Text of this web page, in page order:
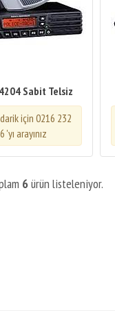
Sabit Telsiz
için 0216 232
'yı arayınız
6ürün listeleniyor.